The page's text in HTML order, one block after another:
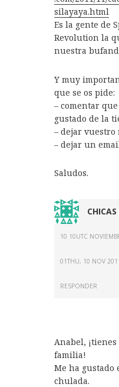
silayaya.html
Es la gente de
Revolution la
nuestra
Y muy
que se os pide:
– comentar
gustado de la
– dejar
– dejar un
Saludos.
10 10UTC
01THU, 10 NOV
RESPONDER
Anabel,
familia!
Me ha gustado
chulada.